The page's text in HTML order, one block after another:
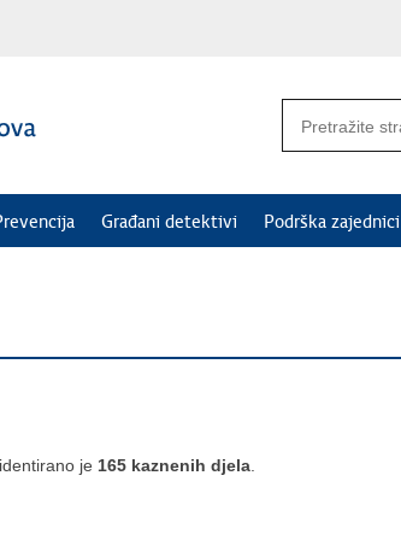
Građani detektivi Podrška zajednici
je 165 kaznenih djela